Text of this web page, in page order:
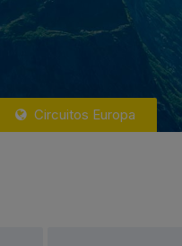
Circuitos Europa